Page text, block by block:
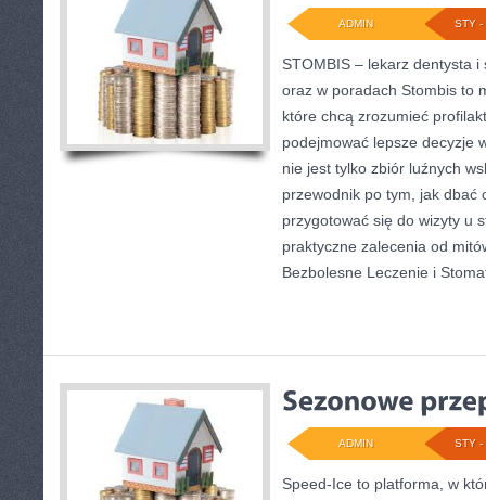
STY -
ADMIN
STOMBIS – lekarz dentysta
oraz w poradach Stombis to
które chcą zrozumieć
podejmować lepsze decyzje
nie jest tylko zbiór luźnych
przewodnik po tym, jak dbać
przygotować się do wizyty u
praktyczne zalecenia od
Bezbolesne Leczenie i
STY -
ADMIN
Speed-Ice to platforma, w